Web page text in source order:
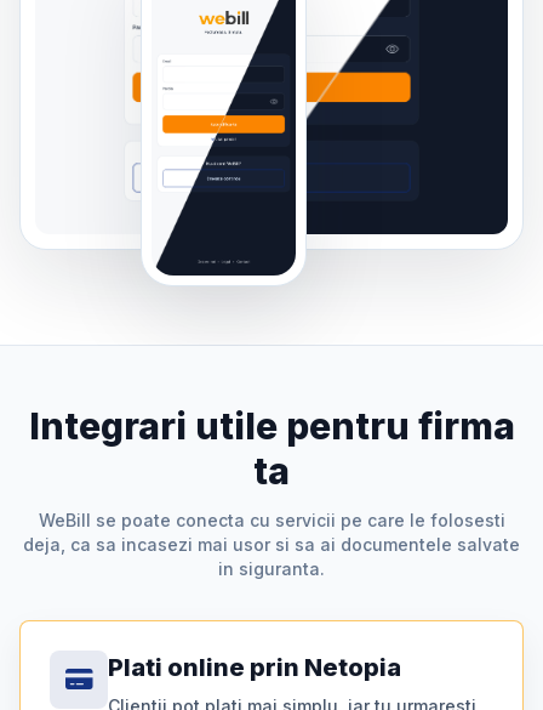
Integrari utile pentru firma
ta
WeBill se poate conecta cu servicii pe care le folosesti
deja, ca sa incasezi mai usor si sa ai documentele salvate
in siguranta.
Plati online prin Netopia
Clientii pot plati mai simplu, iar tu urmaresti